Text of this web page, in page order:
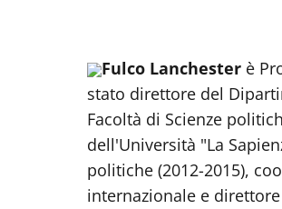
Fulco Lanchester è
stato direttore del
Facoltà di Scienze
dell'Università "La
politiche (2012-2015),
internazionale e